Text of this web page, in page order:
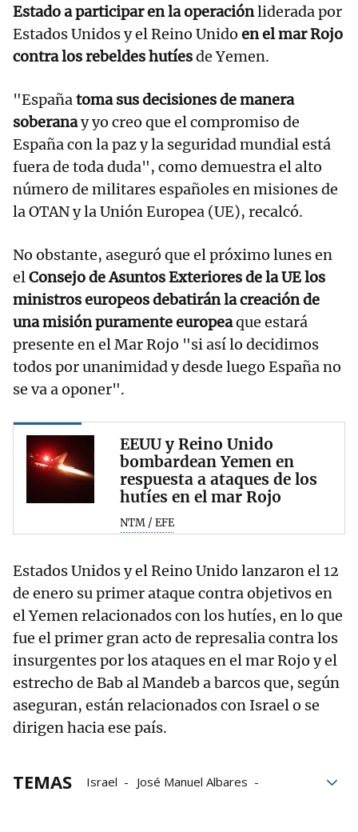
Estado a participar en la operaciónliderada por
Estados Unidos y el Reino Unido en el mar Rojo
contra los rebeldes hutíesde Yemen.
"Españatoma sus decisiones de manera
soberanay yo creo que el compromiso de
España con la paz y la seguridad mundial está
fuera de toda duda", como demuestra el alto
número de militares españoles en misiones de
la OTAN y la Unión Europea (UE), recalcó.
No obstante, aseguró que el próximo lunes en
elConsejo de Asuntos Exteriores de la UE los
ministros europeos debatirán la creación de
una misión puramente europeaque estará
presente en el Mar Rojo "si así lo decidimos
todos por unanimidad y desde luego España no
se va a oponer".
EEUU y Reino Unido
bombardean Yemen en
respuesta a ataques de los
hutíes en el mar Rojo
NTM / EFE
Estados Unidos y el Reino Unido lanzaron el 12
de enero su primer ataque contra objetivos en
el Yemen relacionados con los hutíes, en lo que
fue el primer gran acto de represalia contra los
insurgentes por los ataques en el mar Rojo y el
estrecho de Bab al Mandeb a barcos que, según
aseguran, están relacionados con Israel o se
dirigen hacia ese país.
TEMAS Israel
José Manuel Albares